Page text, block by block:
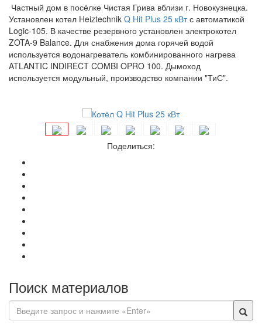
Частный дом в посёлке Чистая Грива вблизи г. Новокузнецка.
Установлен котел Heiztechnik Q Hit Plus 25 кВтс автоматикой
Logic-105. В качестве резервного установлен электрокотел
ZOTA-9 Balance. Для снабжения дома горячей водой
используется водонагреватель комбинированного нагрева
ATLANTIC INDIRECT COMBI OPRO 100. Дымоход
используется модульный, производство компании "ТиС".
Поделиться:
Поиск материалов